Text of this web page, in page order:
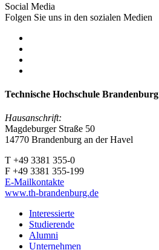
Social Media
Folgen Sie uns in den sozialen Medien
Technische Hochschule Brandenburg
Hausanschrift:
Magdeburger Straße 50
14770 Brandenburg an der Havel
T +49 3381 355-0
F +49 3381 355-199
E-Mailkontakte
www.th-brandenburg.de
Interessierte
Studierende
Alumni
Unternehmen